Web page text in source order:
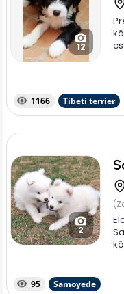
12
1166 Tibeti terrier
2
95 Samoyede